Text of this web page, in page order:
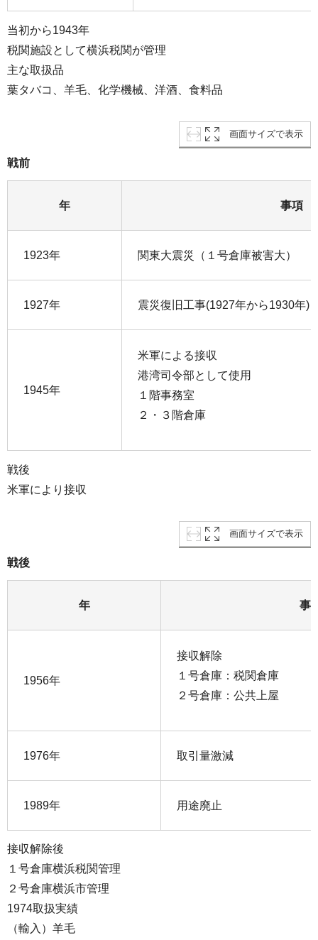
当初から1943年
税関施設として横浜税関が管理
主な取扱品
葉タバコ、羊毛、化学機械、洋酒、食料品
画面サイズで表示
戦前
年 事項
1923年 関東大震災（１号倉庫被害大）
1927年 震災復旧工事(1927年から1930年)
1945年
米軍による接収
港湾司令部として使用
１階事務室
２・３階倉庫
戦後
米軍により接収
画面サイズで表示
戦後
年 事
1956年
接収解除
１号倉庫：税関倉庫
２号倉庫：公共上屋
1976年 取引量激減
1989年 用途廃止
接収解除後
１号倉庫横浜税関管理
２号倉庫横浜市管理
1974取扱実績
（輸入）羊毛